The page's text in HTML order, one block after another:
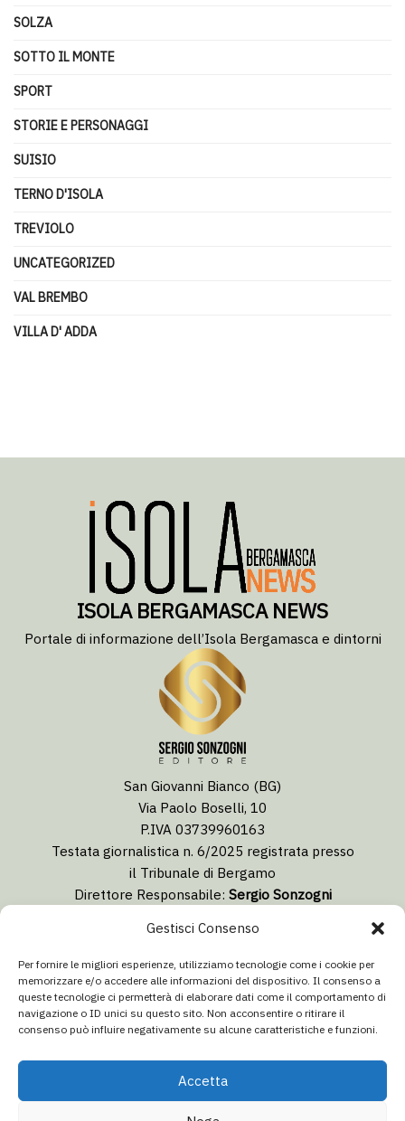
Gestisci Consenso
Per fornire le migliori esperienze, utilizziamo tecnologie come i cookie per
memorizzare e/o accedere alle informazioni del dispositivo. Il consenso a
queste tecnologie ci permetterà di elaborare dati come il comportamento di
navigazione o ID unici su questo sito. Non acconsentire o ritirare il
consenso può influire negativamente su alcune caratteristiche e funzioni.
Accetta
SOLZA
SOTTO IL MONTE
SPORT
STORIE E PERSONAGGI
SUISIO
TERNO D'ISOLA
TREVIOLO
UNCATEGORIZED
VAL BREMBO
VILLA D' ADDA
ISOLA BERGAMASCA NEWS
Portale di informazione dell’Isola Bergamasca e dintorni
San Giovanni Bianco (BG)
Via Paolo Boselli, 10
P.IVA 03739960163
Testata giornalistica n. 6/2025 registrata presso
il Tribunale di Bergamo
Direttore Responsabile: Sergio Sonzogni
redazione@isolabergamascanews.it
info@italiacommunication.com
Telefono: 0345 41834